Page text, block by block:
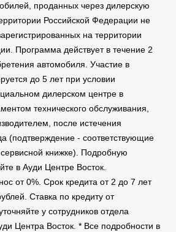
проданных через дилерскую
Российской Федерации не
на территории
Программа действует в течение 2
автомобиля. Участие в
до 5 лет при условии
дилерском центре в
технического обслуживания,
после истечения
(подтверждение - соответствующие
книжке). Подробную
в Ауди Центре Восток.
от 0%. Срок кредита от 2 до 7 лет
Ставка по кредиту от
у сотрудников отдела
Центра Восток. * Все подробности в